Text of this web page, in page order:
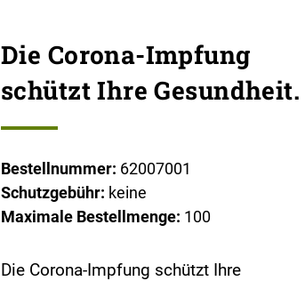
Die Corona-Impfung
schützt Ihre Gesundheit.
Bestellnummer: 62007001
Schutzgebühr: keine
Maximale Bestellmenge: 100
Die Corona-Impfung schützt Ihre